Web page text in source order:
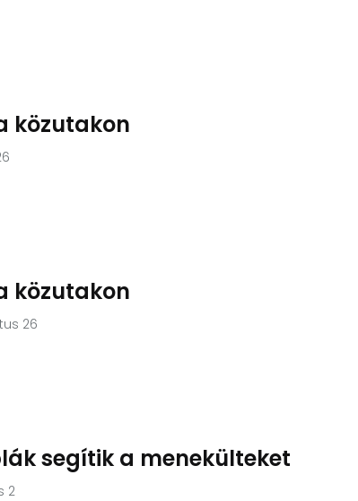
közutakon
közutakon
26
segítik a menekülteket
2